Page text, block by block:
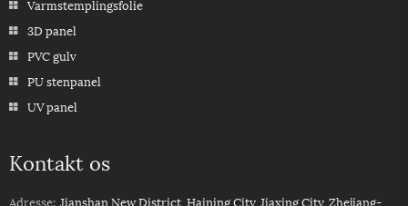
Varmstemplingsfolie
3D panel
PVC gulv
PU stenpanel
UV panel
Kontakt os
Adresse: Jianshan New District, Haining City, Jiaxing City, Zhejiang-